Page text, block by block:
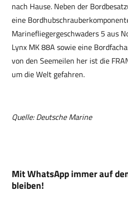
nach Hause. Neben der
eine
Marinefliegergeschwaders 5 aus
Lynx MK 88A sowie eine
von den Seemeilen her ist die
um die Welt gefahren.
Quelle: Deutsche Marine
Mit WhatsApp immer auf
bleiben!